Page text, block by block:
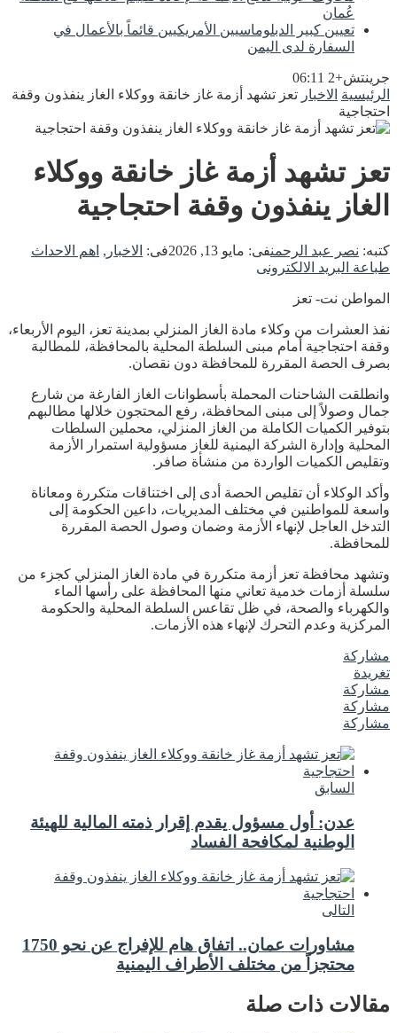
عُمان
تعيين كبير الدبلوماسيين الأمريكيين قائماً بالأعمال في
السفارة لدى اليمن
جرينتش+2 06:11
الرئيسية الاخبار تعز تشهد أزمة غاز خانقة ووكلاء الغاز ينفذون وقفة
احتجاجية
تعز تشهد أزمة غاز خانقة ووكلاء
الغاز ينفذون وقفة احتجاجية
كتبه: نصر عبد الرحمنفى: مايو 13, 2026 فى: الاخبار , اهم الاحداث
طباعة البريد الالكترونى
المواطن نت- تعز
نفذ العشرات من وكلاء مادة الغاز المنزلي بمدينة تعز، اليوم الأربعاء،
وقفة احتجاجية أمام مبنى السلطة المحلية بالمحافظة، للمطالبة
بصرف الحصة المقررة للمحافظة دون نقصان.
وانطلقت الشاحنات المحملة بأسطوانات الغاز الفارغة من شارع
جمال وصولاً إلى مبنى المحافظة، رفع المحتجون خلالها مطالبهم
بتوفير الكميات الكاملة من الغاز المنزلي، محملين السلطات
المحلية وإدارة الشركة اليمنية للغاز مسؤولية استمرار الأزمة
وتقليص الكميات الواردة من منشأة صافر.
وأكد الوكلاء أن تقليص الحصة أدى إلى اختناقات متكررة ومعاناة
واسعة للمواطنين في مختلف المديريات، داعين الحكومة إلى
التدخل العاجل لإنهاء الأزمة وضمان وصول الحصة المقررة
للمحافظة.
وتشهد محافظة تعز أزمة متكررة في مادة الغاز المنزلي كجزء من
سلسلة أزمات خدمية تعاني منها المحافظة على رأسها الماء
والكهرباء والصحة، في ظل تقاعس السلطة المحلية والحكومة
المركزية وعدم التحرك لإنهاء هذه الأزمات.
مشاركة
تغريدة
مشاركة
مشاركة
مشاركة
السابق
عدن: أول مسؤول يقدم إقرار ذمته المالية للهيئة
الوطنية لمكافحة الفساد
التالى
مشاورات عمان.. اتفاق هام للإفراج عن نحو 1750
محتجزاً من مختلف الأطراف اليمنية
مقالات ذات صلة